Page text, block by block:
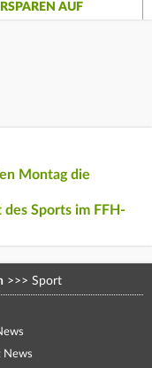
AUF
Montag die
Sports im FFH-
>>> Sport
News